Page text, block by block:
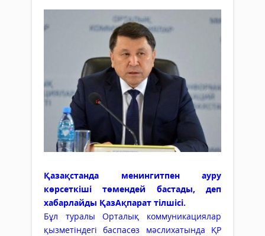
Қазақстанда менингитпен ауру
көрсеткіші төмендей бастады, деп
хабарлайды ҚазАқпарат тілшісі.
Бұл туралы Орталық коммуникациялар
қызметіндегі баспасөз мәслихатында ҚР